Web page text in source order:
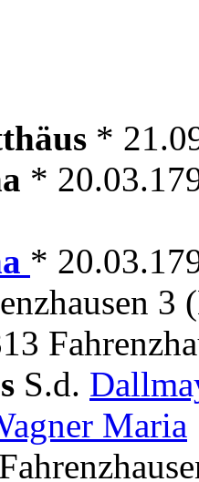
*
*
*
3
S.d.
Maria